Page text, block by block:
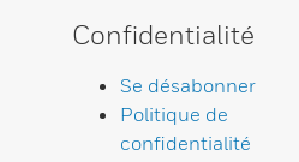
Confidentialité
Se désabonner
Politique de
confidentialité